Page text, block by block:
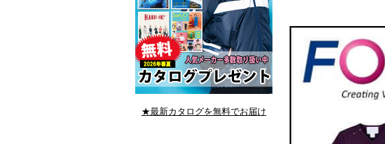
★最新カタログを無料でお届け